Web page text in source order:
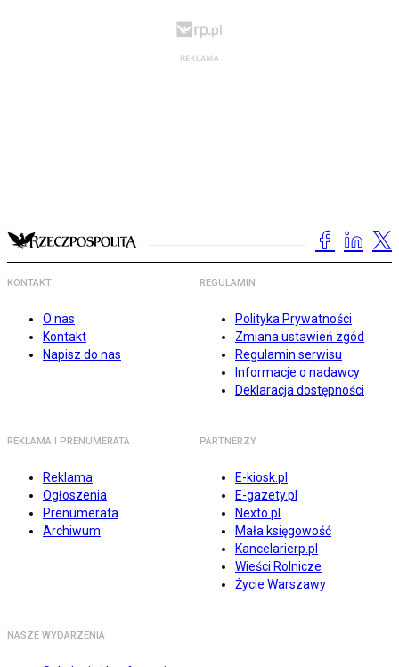
KONTAKT
O nas
Kontakt
Napisz do nas
REGULAMIN
Polityka Prywatności
Zmiana ustawień zgód
Regulamin serwisu
Informacje o nadawcy
Deklaracja dostępności
REKLAMA I PRENUMERATA
Reklama
Ogłoszenia
Prenumerata
Archiwum
PARTNERZY
E-kiosk.pl
E-gazety.pl
Nexto.pl
Mała księgowość
Kancelarierp.pl
Wieści Rolnicze
Życie Warszawy
NASZE WYDARZENIA